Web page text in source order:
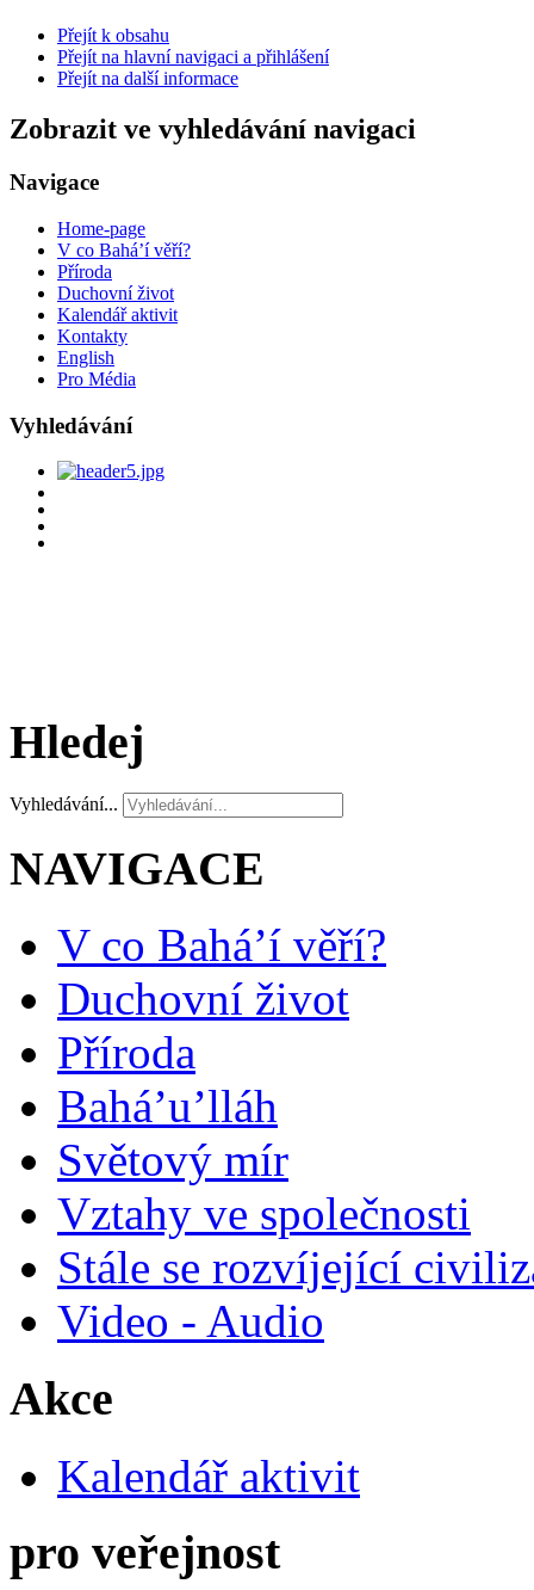
Přejít k obsahu
Přejít na hlavní navigaci a přihlášení
Přejít na další informace
Zobrazit ve vyhledávání navigaci
Navigace
Home-page
V co Bahá’í věří?
Příroda
Duchovní život
Kalendář aktivit
Kontakty
English
Pro Média
Vyhledávání
Hledej
Vyhledávání...
NAVIGACE
V co Bahá’í věří?
Duchovní život
Příroda
Bahá’u’lláh
Světový mír
Vztahy ve společnosti
Stále se rozvíjející
Video - Audio
Akce
Kalendář aktivit
pro veřejnost